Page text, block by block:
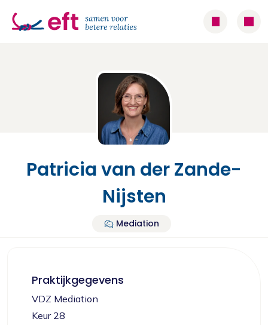
Patricia van der Zande-
Nijsten
Mediation
Praktijkgegevens
VDZ Mediation
Keur 28